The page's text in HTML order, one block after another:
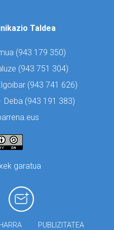
Taldea
(943 179 350)
(943 751 304)
(943 741 626)
Deba (943 191 383)
garatua
PUBLIZITATEA